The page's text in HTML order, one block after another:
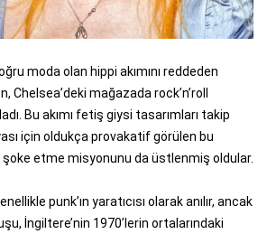
moda olan hippi akımını reddeden
Chelsea’deki mağazada rock’n’roll
Bu akımı fetiş giysi tasarımları takip
için oldukça provakatif görülen bu
etme misyonunu da üstlenmiş oldular.
punk’ın yaratıcısı olarak anılır, ancak
İngiltere’nin 1970’lerin ortalarındaki